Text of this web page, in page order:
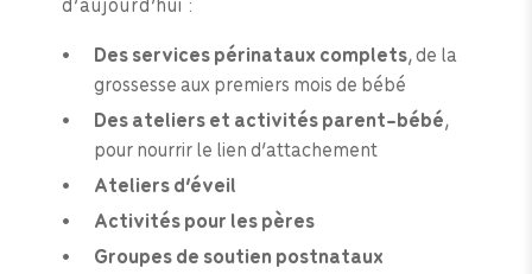
Des services périnataux complets, de la
grossesse aux premiers mois de bébé
Des ateliers et activités parent-bébé,
pour nourrir le lien d’attachement
Ateliers d’éveil
Activités pour les pères
Groupes de soutien postnataux